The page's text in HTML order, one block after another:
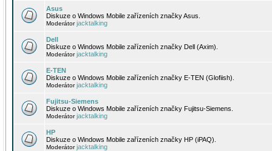
Asus
Diskuze o Windows Mobile zařízeních značky Asus.
Moderátorjacktalking
Dell
Diskuze o Windows Mobile zařízeních značky Dell (Axim).
Moderátorjacktalking
E-TEN
Diskuze o Windows Mobile zařízeních značky E-TEN (Glofiish).
Moderátorjacktalking
Fujitsu-Siemens
Diskuze o Windows Mobile zařízeních značky Fujitsu-Siemens.
Moderátorjacktalking
HP
Diskuze o Windows Mobile zařízeních značky HP (iPAQ).
Moderátorjacktalking